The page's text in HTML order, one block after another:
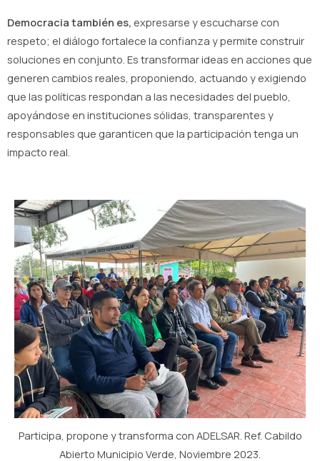
Democracia también es, expresarse y escucharse con
respeto; el diálogo fortalece la confianza y permite construir
soluciones en conjunto. Es transformar ideas en acciones que
generen cambios reales, proponiendo, actuando y exigiendo
que las políticas respondan a las necesidades del pueblo,
apoyándose en instituciones sólidas, transparentes y
responsables que garanticen que la participación tenga un
impacto real.
Participa, propone y transforma con ADELSAR. Ref. Cabildo
Abierto Municipio Verde, Noviembre 2023.